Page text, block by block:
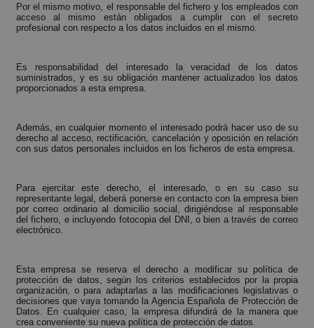
Por el mismo motivo, el responsable del fichero y los empleados con
acceso al mismo están obligados a cumplir con el secreto
profesional con respecto a los datos incluidos en el mismo.
Es responsabilidad del interesado la veracidad de los datos
suministrados, y es su obligación mantener actualizados los datos
proporcionados a esta empresa.
Además, en cualquier momento el interesado podrá hacer uso de su
derecho al acceso, rectificación, cancelación y oposición en relación
con sus datos personales incluidos en los ficheros de esta empresa.
Para ejercitar este derecho, el interesado, o en su caso su
representante legal, deberá ponerse en contacto con la empresa bien
por correo ordinario al domicilio social, dirigiéndose al responsable
del fichero, e incluyendo fotocopia del DNI, o bien a través de correo
electrónico.
Esta empresa se reserva el derecho a modificar su política de
protección de datos, según los criterios establecidos por la propia
organización, o para adaptarlas a las modificaciones legislativas o
decisiones que vaya tomando la Agencia Española de Protección de
Datos. En cualquier caso, la empresa difundirá de la manera que
crea conveniente su nueva política de protección de datos.